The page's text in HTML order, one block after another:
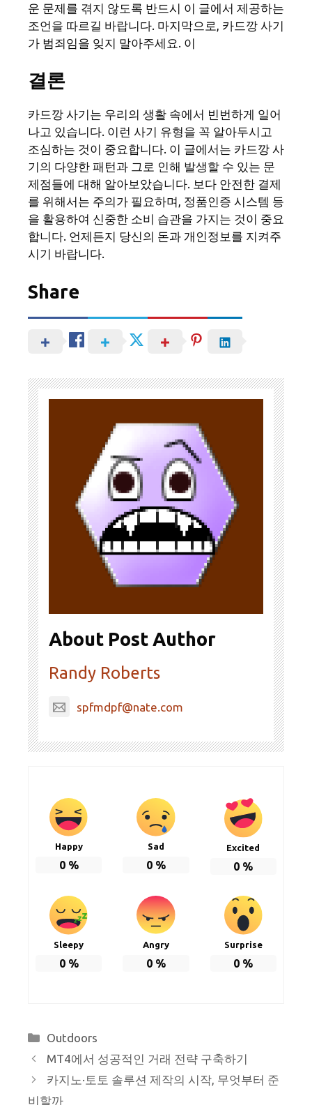
운 문제를 겪지 않도록 반드시 이 글에서 제공하는
조언을 따르길 바랍니다. 마지막으로, 카드깡 사기
가 범죄임을 잊지 말아주세요. 이
결론
카드깡 사기는 우리의 생활 속에서 빈번하게 일어
나고 있습니다. 이런 사기 유형을 꼭 알아두시고
조심하는 것이 중요합니다. 이 글에서는 카드깡 사
기의 다양한 패턴과 그로 인해 발생할 수 있는 문
제점들에 대해 알아보았습니다. 보다 안전한 결제
를 위해서는 주의가 필요하며, 정품인증 시스템 등
을 활용하여 신중한 소비 습관을 가지는 것이 중요
합니다. 언제든지 당신의 돈과 개인정보를 지켜주
시기 바랍니다.
Share
About Post Author
Randy Roberts
spfmdpf@nate.com
Happy
0%
Sad
0 %
Excited
0 %
Sleepy
0%
Angry
0 %
Surprise
0 %
Categories
Outdoors
MT4에서 성공적인 거래 전략 구축하기
카지노·토토 솔루션 제작의 시작, 무엇부터 준
비할까